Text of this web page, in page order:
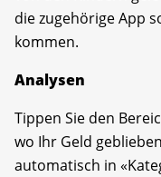
die zugehörige App
kommen.
Analysen
Tippen Sie den
wo Ihr Geld
automatisch in